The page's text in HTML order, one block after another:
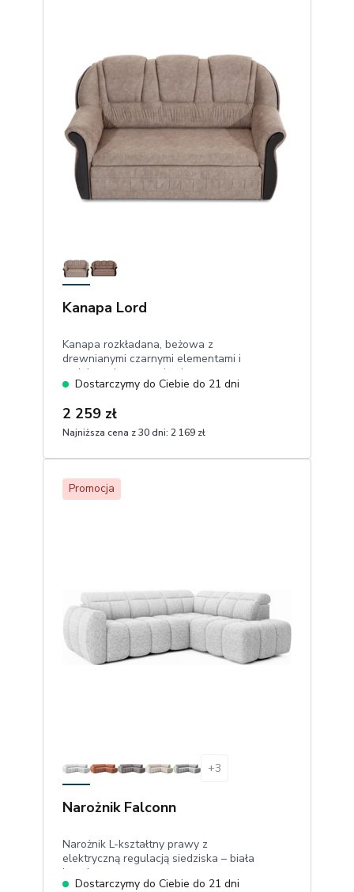
Kanapa Lord
Kanapa rozkładana, beżowa z
drewnianymi czarnymi elementami i
ozdobnymi przeszyciami
Dostarczymy do Ciebie do 21 dni
2 259 zł
Najniższa cena z 30 dni: 2 169 zł
1
Promocja
+3
Narożnik Falconn
Narożnik L-kształtny prawy z
elektryczną regulacją siedziska – biała
boucle
Dostarczymy do Ciebie do 21 dni